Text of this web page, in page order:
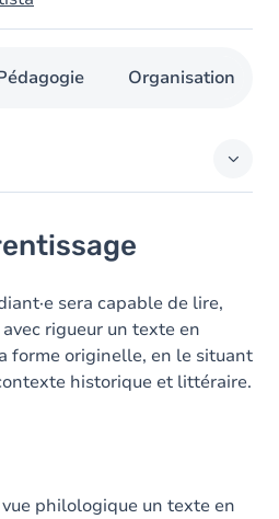
Organisation
sera capable de lire,
rigueur un texte en
forme originelle, en le situant
historique et littéraire.
philologique un texte en